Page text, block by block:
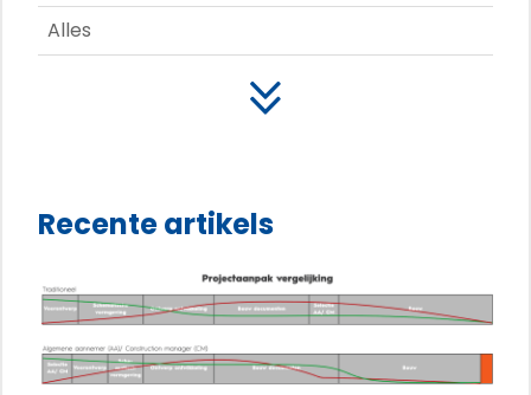
Alles
Recente artikels